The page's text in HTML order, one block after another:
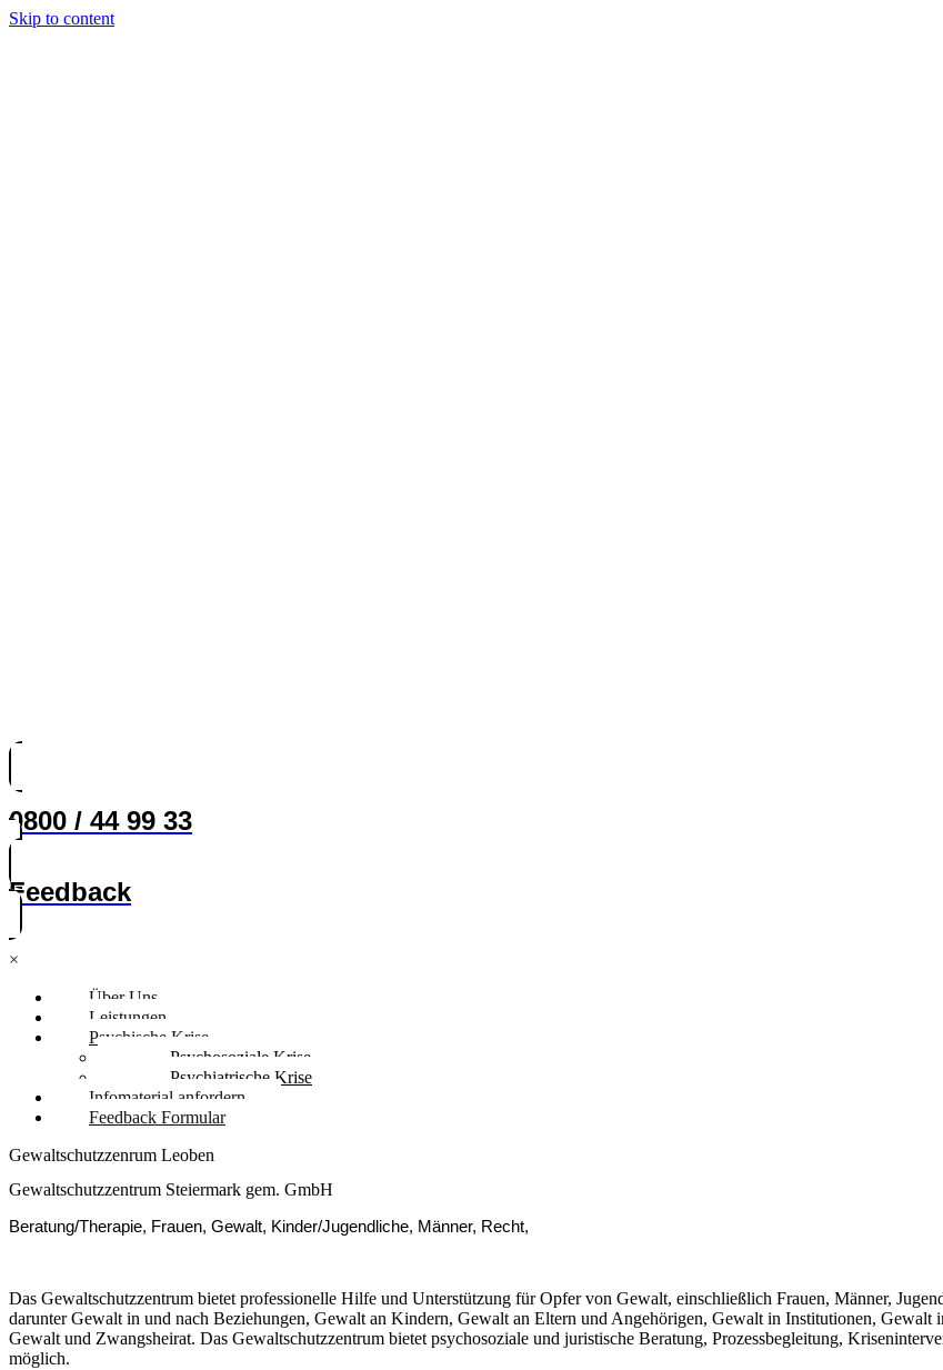
Skip to content
0800 / 44 99 33
Feedback
×
Über Uns
Leistungen
Psychische Krise
Psychosoziale Krise
Psychiatrische Krise
Infomaterial anfordern
Feedback Formular
Gewaltschutzzenrum Leoben
Gewaltschutzzentrum Steiermark gem. GmbH
Beratung/Therapie, Frauen, Gewalt, Kinder/Jugendliche, Männer, Recht,
Das Gewaltschutzzentrum bietet professionelle Hilfe und Unterstützung für Opfer von Gewalt, einschließlich Frauen, Männer,
darunter Gewalt in und nach Beziehungen, Gewalt an Kindern, Gewalt an Eltern und Angehörigen, Gewalt in Institutionen,
Gewalt und Zwangsheirat. Das Gewaltschutzzentrum bietet psychosoziale und juristische Beratung, Prozessbegleitung,
möglich.